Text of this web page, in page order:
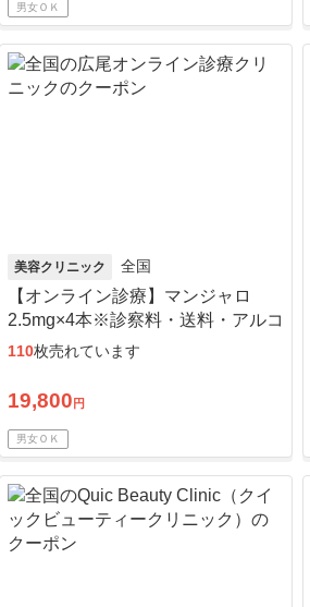
男女ＯＫ
美容クリニック 全国
【オンライン診療】マンジャロ
2.5mg×4本※診察料・送料・アルコ
ール綿込
110枚売れています
19,800 円
男女ＯＫ